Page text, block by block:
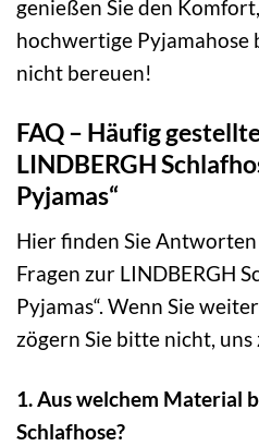
genießen Sie den
hochwertige Pyjamahose
nicht bereuen!
FAQ – Häufig
LINDBERGH
Pyjamas“
Hier finden Sie
Fragen zur LINDBERGH
Pyjamas“. Wenn Sie
zögern Sie bitte nicht,
1. Aus welchem Material
Schlafhose?